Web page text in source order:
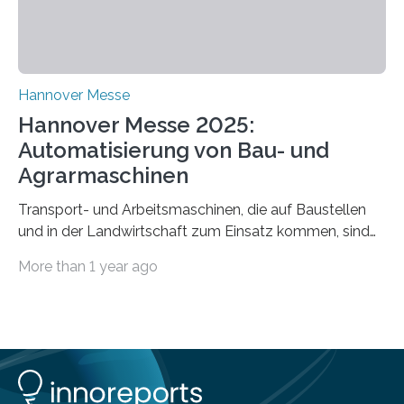
Hannover Messe
Hannover Messe 2025:
Automatisierung von Bau- und
Agrarmaschinen
Transport- und Arbeitsmaschinen, die auf Baustellen
und in der Landwirtschaft zum Einsatz kommen, sind
Unterstützung und Entlastung können Systeme bieten,
verschiedene Typen von Nutzfahrzeugen mittels
Sensorik, Steuerungstechnik und Künstlicher Intelligenz
More than 1 year ago